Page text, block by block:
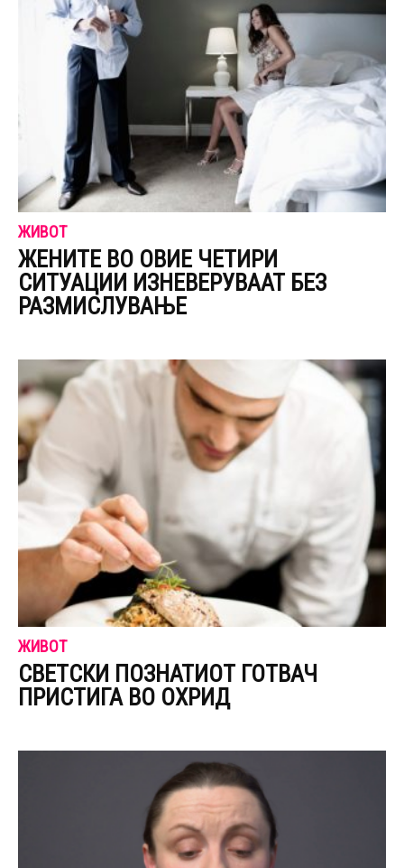
ЖИВОТ
ЖЕНИТЕ ВО ОВИЕ ЧЕТИРИ
СИТУАЦИИ ИЗНЕВЕРУВААТ БЕЗ
РАЗМИСЛУВАЊЕ
ЖИВОТ
СВЕТСКИ ПОЗНАТИОТ ГОТВАЧ
ПРИСТИГА ВО ОХРИД